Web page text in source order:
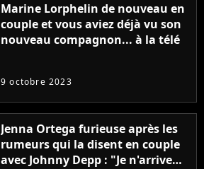
Marine Lorphelin de nouveau en
couple et vous aviez déjà vu son
nouveau compagnon... à la télé
9 octobre 2023
Jenna Ortega furieuse après les
rumeurs qui la disent en couple
avec Johnny Depp : "Je n'arrive